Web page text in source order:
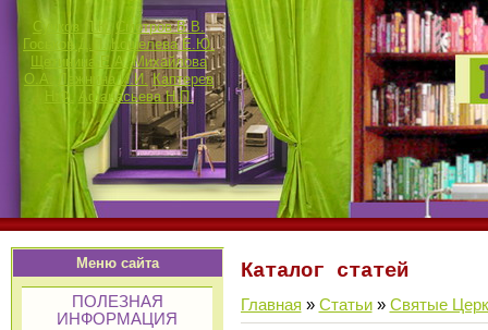
Сучков П.К. Смотров В.В.
Госьков Д.П. Кошелева Е.Ю.
Щетинина Е.А. Михайлова
О.А.
Лежнина И.И. Каптерев
Н.Ф. Афанасьева Н.П.
Меню сайта
ПОЛЕЗНАЯ
ИНФОРМАЦИЯ
Каталог статей
Главная » Статьи» Святые